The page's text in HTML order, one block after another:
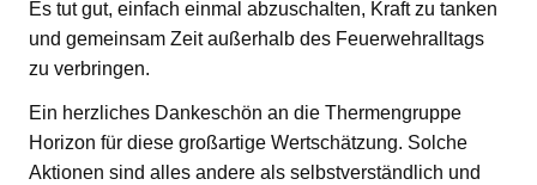
Es tut gut, einfach einmal abzuschalten, Kraft zu tanken
und gemeinsam Zeit außerhalb des Feuerwehralltags
zu verbringen.
Ein herzliches Dankeschön an die Thermengruppe
Horizon für diese großartige Wertschätzung. Solche
Aktionen sind alles andere als selbstverständlich und